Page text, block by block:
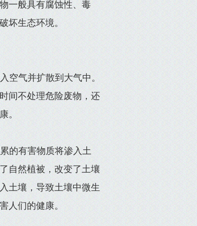
一般具有腐蚀性、毒
坏生态环境。
空气并扩散到大气中。
间不处理危险废物，还
。
的有害物质将渗入土
自然植被，改变了土壤
土壤，导致土壤中微生
人们的健康。